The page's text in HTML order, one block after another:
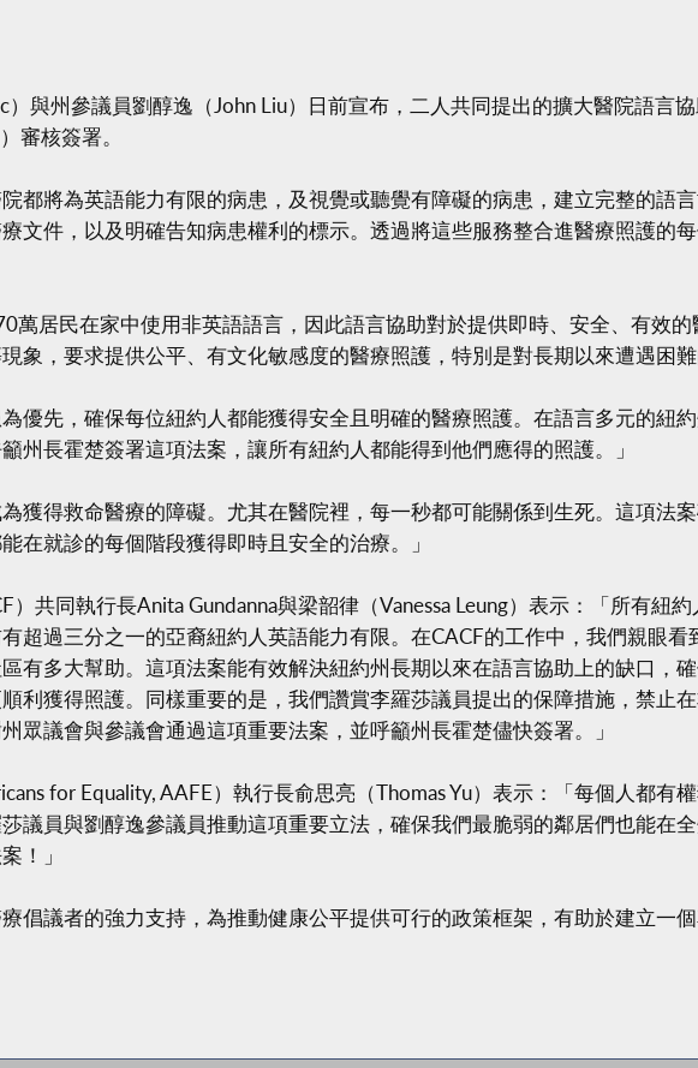
與州參議員劉醇逸（John Liu）日前宣布，二人共同提出的擴大醫院語言
審核簽署。
都將為英語能力有限的病患，及視覺或聽覺有障礙的病患，建立完整的語
文件，以及明確告知病患權利的標示。透過將這些服務整合進醫療照護的
萬居民在家中使用非英語語言，因此語言協助對於提供即時、安全、有效
象，要求提供公平、有文化敏感度的醫療照護，特別是對長期以來遭遇困難
優先，確保每位紐約人都能獲得安全且明確的醫療照護。在語言多元的紐
州長霍楚簽署這項法案，讓所有紐約人都能得到他們應得的照護。」
獲得救命醫療的障礙。尤其在醫院裡，每一秒都可能關係到生死。這項法
在就診的每個階段獲得即時且安全的治療。」
）共同執行長Anita Gundanna與梁韶律（Vanessa Leung）表示：「所有紐
超過三分之一的亞裔紐約人英語能力有限。在CACF的工作中，我們親眼
有多大幫助。這項法案能有效解決紐約州長期以來在語言協助上的缺口，
利獲得照護。同樣重要的是，我們讚賞李羅莎議員提出的保障措施，禁止
眾議會與參議會通過這項重要法案，並呼籲州長霍楚儘快簽署。」
for Equality, AAFE）執行長俞思亮（Thomas Yu）表示：「每個人都有
議員與劉醇逸參議員推動這項重要立法，確保我們最脆弱的鄰居們也能在
！」
倡議者的強力支持，為推動健康公平提供可行的政策框架，有助於建立一